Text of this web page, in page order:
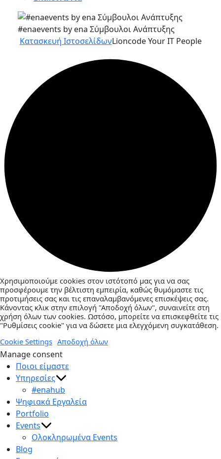
#enaevents by ena Σύμβουλοι Ανάπτυξης
Κατασκευή ΙστοσελίδωνLioncode Your IT People
Χρησιμοποιούμε cookies στον ιστότοπό μας για να σας
προσφέρουμε την βέλτιστη εμπειρία, καθώς θυμόμαστε τις
προτιμήσεις σας και τις επαναλαμβανόμενες επισκέψεις σας.
Κάνοντας κλικ στην επιλογή "Αποδοχή όλων", συναινείτε στη
χρήση όλων των cookies. Ωστόσο, μπορείτε να επισκεφθείτε τις
"Ρυθμίσεις cookie" για να δώσετε μια ελεγχόμενη συγκατάθεση.
Cookie Settings Αποδοχή όλων
Manage consent
Ποιοι είμαστε
Υπηρεσίες
#enahub
Ψηφιακά Εργαλεία
Portfolio
Events
Ολοκληρωμένα Events
Blog